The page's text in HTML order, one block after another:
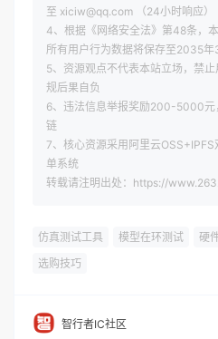
至 xiciw@qq.com （24小时响应）
4、根据《网络安全法》第48条，
所有用户行为数据将保存至2035年
5、资源观点不代表本站立场，禁
规后果自负
6、违法信息举报奖励200-5000元
链
7、核心资源采用阿里云
单系统
转载请注明出处：https://
仿真测试工具 模型在环测试 硬
选购技巧
智行者IC社区